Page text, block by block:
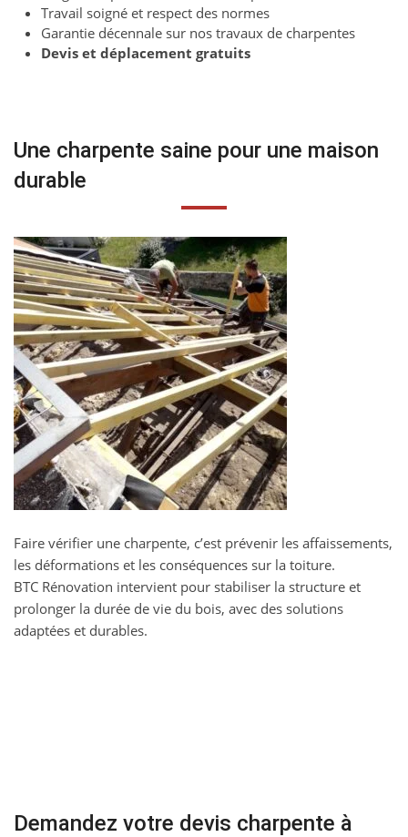
Travail soigné et respect des normes
Garantie décennale sur nos travaux de charpentes
Devis et déplacement gratuits
Une charpente saine pour une maison
durable
Faire vérifier une charpente, c’est prévenir les affaissements,
les déformations et les conséquences sur la toiture.
BTC Rénovation intervient pour stabiliser la structure et
prolonger la durée de vie du bois, avec des solutions
adaptées et durables.
Demandez votre devis charpente à